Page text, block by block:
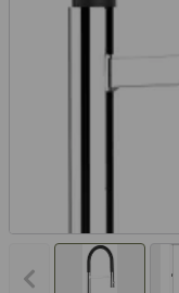
Vorheriges Bild